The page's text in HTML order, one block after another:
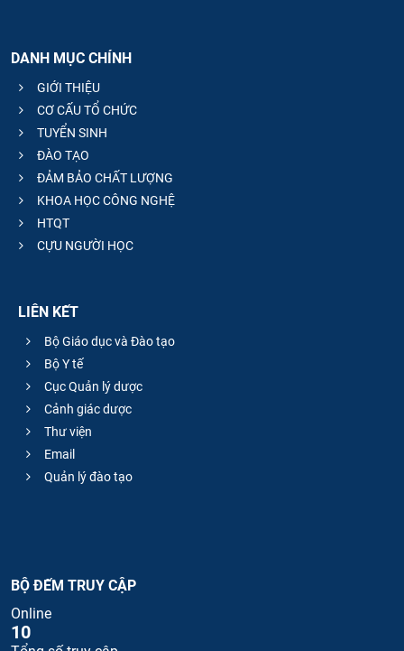
DANH MỤC CHÍNH
GIỚI THIỆU
CƠ CẤU TỔ CHỨC
TUYỂN SINH
ĐÀO TẠO
ĐẢM BẢO CHẤT LƯỢNG
KHOA HỌC CÔNG NGHỆ
HTQT
CỰU NGƯỜI HỌC
LIÊN KẾT
Bộ Giáo dục và Đào tạo
Bộ Y tế
Cục Quản lý dược
Cảnh giác dược
Thư viện
Email
Quản lý đào tạo
BỘ ĐẾM TRUY CẬP
Online
10